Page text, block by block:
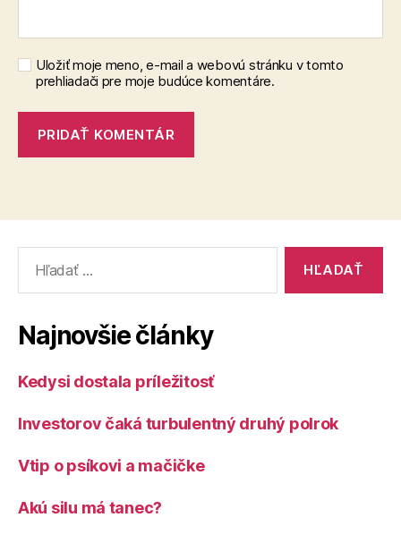
Uložiť moje meno, e-mail a webovú stránku v tomto
prehliadači pre moje budúce komentáre.
Najnovšie články
Kedysi dostala príležitosť
Investorov čaká turbulentný druhý polrok
Vtip o psíkovi a mačičke
Akú silu má tanec?